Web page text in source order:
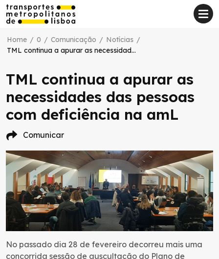
Home / 0 / Comunicação / Notícias /
TML continua a apurar as necessidades das pessoas com deficiência na amL
TML continua a apurar as
necessidades das pessoas
com deficiência na amL
Comunicar
No passado dia 28 de fevereiro decorreu mais uma
concorrida sessão de auscultação do Plano de